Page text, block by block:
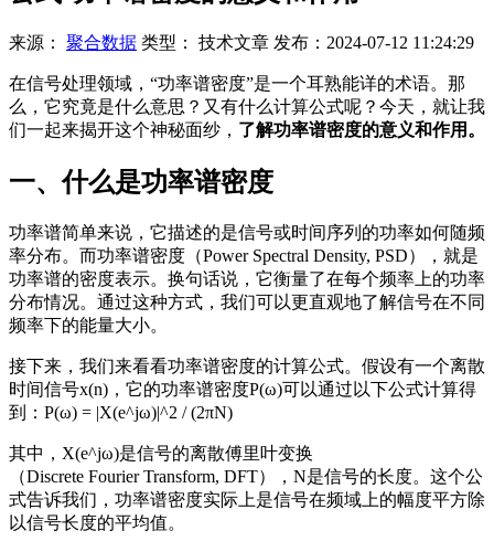
来源： 聚合数据 类型： 技术文章 发布： 2024-07-12 11:24:29
在信号处理领域，“功率谱密度”是一个耳熟能详的术语。那
么，它究竟是什么意思？又有什么计算公式呢？今天，就让我
们一起来揭开这个神秘面纱， 了解功率谱密度的意义和作用。
一、什么是功率谱密度
功率谱简单来说，它描述的是信号或时间序列的功率如何随频
率分布。而功率谱密度（Power Spectral Density, PSD），就是
功率谱的密度表示。换句话说，它衡量了在每个频率上的功率
分布情况。通过这种方式，我们可以更直观地了解信号在不同
频率下的能量大小。
接下来，我们来看看功率谱密度的计算公式。假设有一个离散
时间信号x(n)，它的功率谱密度P(ω)可以通过以下公式计算得
到：P(ω) = |X(e^jω)|^2 / (2πN)
其中，X(e^jω)是信号的离散傅里叶变换
（Discrete Fourier Transform, DFT），N是信号的长度。这个公
式告诉我们，功率谱密度实际上是信号在频域上的幅度平方除
以信号长度的平均值。